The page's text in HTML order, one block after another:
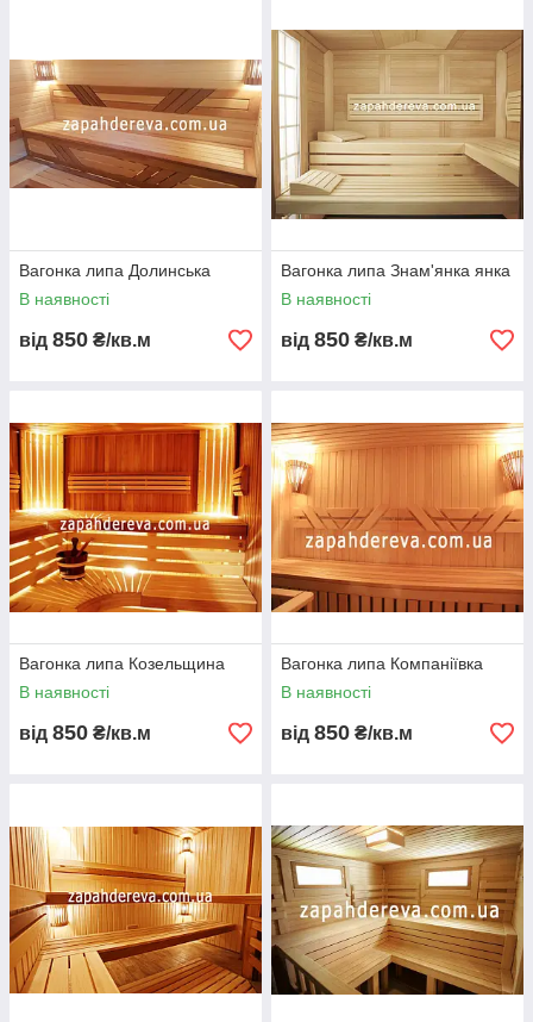
Вагонка липа Долинська
В наявності
від 850 ₴/кв.м
Вагонка липа Знам'янка янка
В наявності
від 850 ₴/кв.м
Вагонка липа Козельщина
В наявності
від 850 ₴/кв.м
Вагонка липа Компаніївка
В наявності
від 850 ₴/кв.м